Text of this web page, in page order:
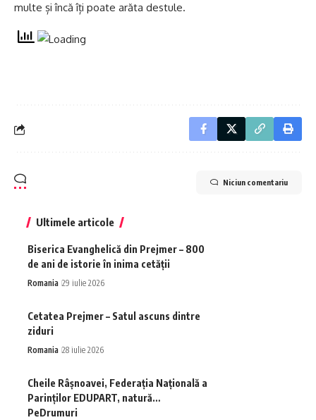
multe și încă îți poate arăta destule.
Niciun comentariu
Ultimele articole
Biserica Evanghelică din Prejmer – 800
de ani de istorie în inima cetății
Romania 29 iulie 2026
Cetatea Prejmer – Satul ascuns dintre
ziduri
Romania 28 iulie 2026
Cheile Râșnoavei, Federația Națională a
Parinților EDUPART, natură…
PeDrumuri